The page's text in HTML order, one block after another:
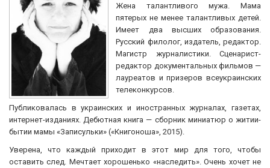
Жена талантливого мужа. Мама
пятерых не менее талантливых детей.
Имеет два высших образования.
Русский филолог, издатель, редактор.
Магистр журналистики. Сценарист-
редактор документальных фильмов —
лауреатов и призеров всеукраинских
телеконкурсов.
Публиковалась в украинских и иностранных журналах, газетах,
интернет-изданиях. Дебютная книга — сборник миниатюр о житии-
бытии мамы «Записульки» («Книгоноша», 2015).
Уверена, что каждый приходит в этот мир для того, чтобы
оставить след. Мечтает хорошенько «наследить». Очень хочет не